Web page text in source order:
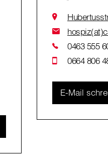
0463 555
0664 806
E-Mail